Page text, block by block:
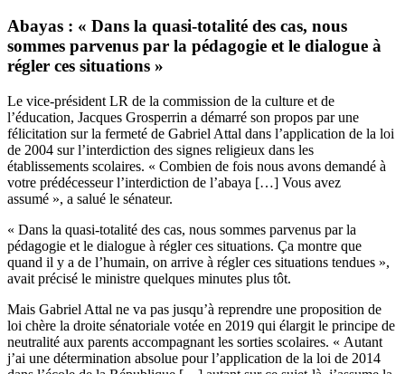
Abayas : « Dans la quasi-totalité des cas, nous
sommes parvenus par la pédagogie et le dialogue à
régler ces situations »
Le vice-président LR de la commission de la culture et de
l’éducation, Jacques Grosperrin a démarré son propos par une
félicitation sur la fermeté de Gabriel Attal dans l’application de la loi
de 2004 sur l’interdiction des signes religieux dans les
établissements scolaires. « Combien de fois nous avons demandé à
votre prédécesseur l’interdiction de l’abaya […] Vous avez
assumé », a salué le sénateur.
« Dans la quasi-totalité des cas, nous sommes parvenus par la
pédagogie et le dialogue à régler ces situations. Ça montre que
quand il y a de l’humain, on arrive à régler ces situations tendues »,
avait précisé le ministre quelques minutes plus tôt.
Mais Gabriel Attal ne va pas jusqu’à reprendre une proposition de
loi chère la droite sénatoriale votée en 2019 qui élargit le principe de
neutralité aux parents accompagnant les sorties scolaires. « Autant
j’ai une détermination absolue pour l’application de la loi de 2014